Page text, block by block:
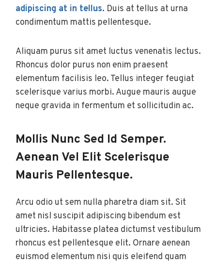
adipiscing at in tellus. Duis at tellus at urna
condimentum mattis pellentesque.
Aliquam purus sit amet luctus venenatis lectus.
Rhoncus dolor purus non enim praesent
elementum facilisis leo. Tellus integer feugiat
scelerisque varius morbi. Augue mauris augue
neque gravida in fermentum et sollicitudin ac.
Mollis Nunc Sed Id Semper.
Aenean Vel Elit Scelerisque
Mauris Pellentesque.
Arcu odio ut sem nulla pharetra diam sit. Sit
amet nisl suscipit adipiscing bibendum est
ultricies. Habitasse platea dictumst vestibulum
rhoncus est pellentesque elit. Ornare aenean
euismod elementum nisi quis eleifend quam